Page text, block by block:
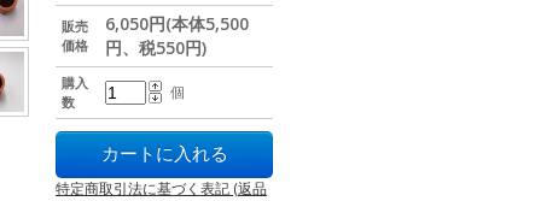
販売
価格
6,050円(本体5,500
円、税550円)
購入
数
個
特定商取引法に基づく表記 (返品